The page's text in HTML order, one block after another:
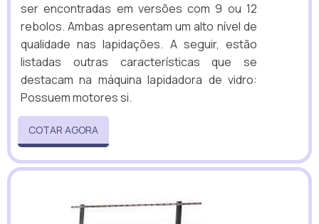
ser encontradas em versões com 9 ou 12
rebolos. Ambas apresentam um alto nível de
qualidade nas lapidações. A seguir, estão
listadas outras características que se
destacam na máquina lapidadora de vidro:
Possuem motores si.
COTAR AGORA